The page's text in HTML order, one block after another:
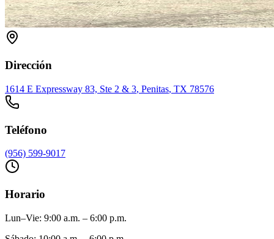
Dirección
1614 E Expressway 83, Ste 2 & 3, Penitas, TX 78576
Teléfono
(956) 599-9017
Horario
Lun–Vie: 9:00 a.m. – 6:00 p.m.